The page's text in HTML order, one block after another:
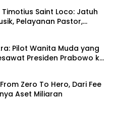
Saint Loco: Jatuh
Pelayanan Pastor,
Sambal Babon
Pilot Wanita Muda yang
Presiden Prabowo ke
Zero To Hero, Dari Fee
Aset Miliaran